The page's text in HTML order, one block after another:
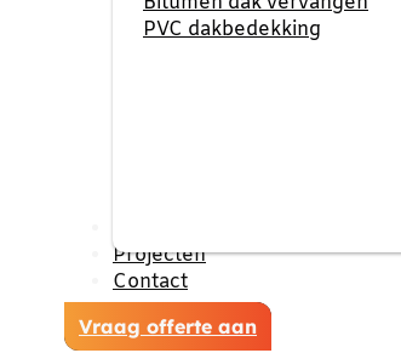
PVC dakbedekking
Projecten
Contact
Vraag offerte aan